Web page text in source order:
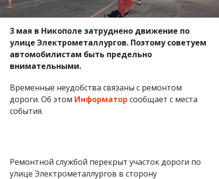
улице Электрометаллургов в сторону
автовокзала. Автомобили и городские автобусы
двигаются по одной полосе от станции скорой
помощи до перекрестка с улицей Героев
Чернобыля.
На данном отрезке дороги пробки нет, но
«тянучка» присутствует. Кроме этого движение
предельно внимательными и по возможности
изменить свой маршрут движения, чтобы